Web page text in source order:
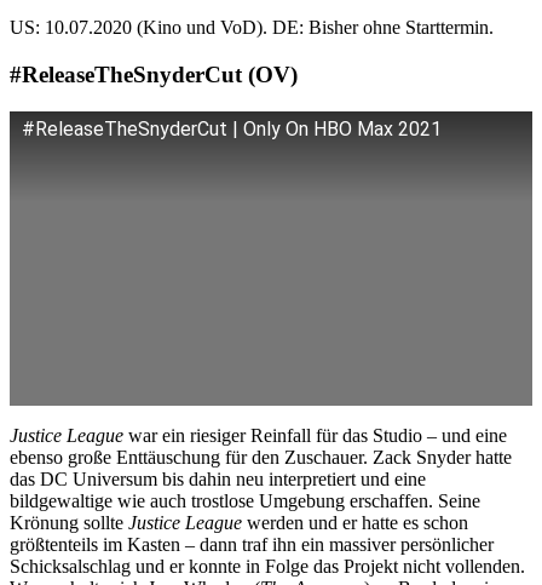
US: 10.07.2020 (Kino und VoD). DE: Bisher ohne Starttermin.
#ReleaseTheSnyderCut (OV)
#ReleaseTheSnyderCut | Only On HBO Max 2021
Justice League war ein riesiger Reinfall für das Studio – und eine
ebenso große Enttäuschung für den Zuschauer. Zack Snyder hatte
das DC Universum bis dahin neu interpretiert und eine
bildgewaltige wie auch trostlose Umgebung erschaffen. Seine
Krönung sollte Justice League werden und er hatte es schon
größtenteils im Kasten – dann traf ihn ein massiver persönlicher
Schicksalschlag und er konnte in Folge das Projekt nicht vollenden.